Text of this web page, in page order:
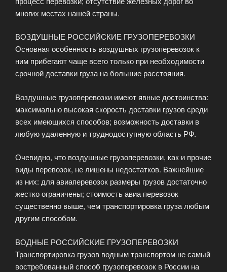
многих местах нашей страны.
ВОЗДУШНЫЕ РОССИЙСКИЕ ГРУЗОПЕРЕВОЗКИ
Основная особенность воздушных грузоперевозок к
ним прибегают чаще всего только при необходимости
срочной доставки груза на большие расстояния.
Воздушные грузоперевозки имеют явные достоинства:
максимально высокая скорость доставки грузов среди
всех имеющихся способов; возможность доставки в
любую удаленную и труднодоступную область РФ.
Очевидно, что воздушные грузоперевозки, как и прочие
виды перевозок, не лишены недостатков. Важнейшие
из них: для авиаперевозок размеры грузов достаточно
жестко ограничены; стоимость авиа перевозок
существенно выше, чем транспортировка груза любым
другим способом.
ВОДНЫЕ РОССИЙСКИЕ ГРУЗОПЕРЕВОЗКИ
Транспортировка грузов водным транспортом не самый
востребованный способ грузоперевозок в России на